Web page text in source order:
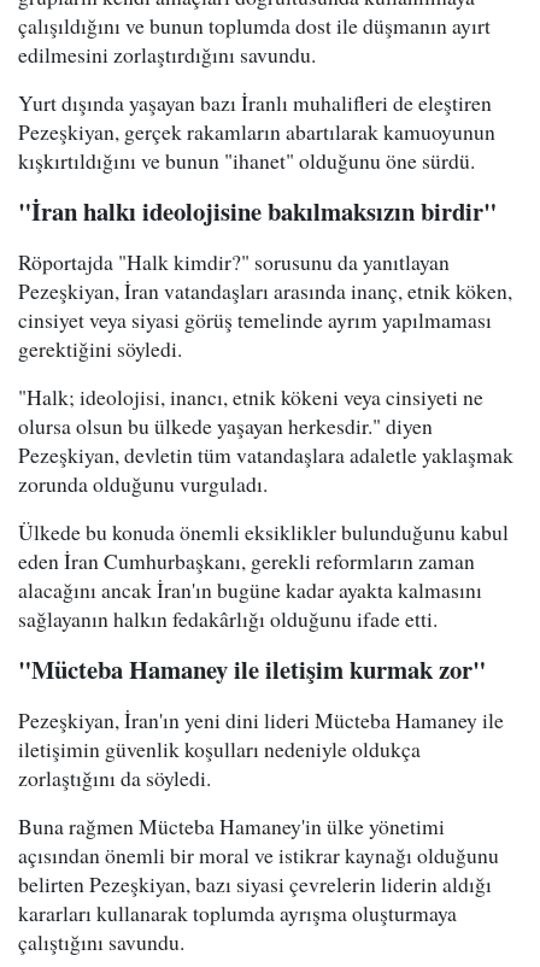
çalışıldığını ve bunun toplumda dost ile düşmanın ayırt
edilmesini zorlaştırdığını savundu.
Yurt dışında yaşayan bazı İranlı muhalifleri de eleştiren
Pezeşkiyan, gerçek rakamların abartılarak kamuoyunun
kışkırtıldığını ve bunun "ihanet" olduğunu öne sürdü.
"İran halkı ideolojisine bakılmaksızın birdir"
Röportajda "Halk kimdir?" sorusunu da yanıtlayan
Pezeşkiyan, İran vatandaşları arasında inanç, etnik köken,
cinsiyet veya siyasi görüş temelinde ayrım yapılmaması
gerektiğini söyledi.
"Halk; ideolojisi, inancı, etnik kökeni veya cinsiyeti ne
olursa olsun bu ülkede yaşayan herkesdir." diyen
Pezeşkiyan, devletin tüm vatandaşlara adaletle yaklaşmak
zorunda olduğunu vurguladı.
Ülkede bu konuda önemli eksiklikler bulunduğunu kabul
eden İran Cumhurbaşkanı, gerekli reformların zaman
alacağını ancak İran'ın bugüne kadar ayakta kalmasını
sağlayanın halkın fedakârlığı olduğunu ifade etti.
"Mücteba Hamaney ile iletişim kurmak zor"
Pezeşkiyan, İran'ın yeni dini lideri Mücteba Hamaney ile
iletişimin güvenlik koşulları nedeniyle oldukça
zorlaştığını da söyledi.
Buna rağmen Mücteba Hamaney'in ülke yönetimi
açısından önemli bir moral ve istikrar kaynağı olduğunu
belirten Pezeşkiyan, bazı siyasi çevrelerin liderin aldığı
kararları kullanarak toplumda ayrışma oluşturmaya
çalıştığını savundu.